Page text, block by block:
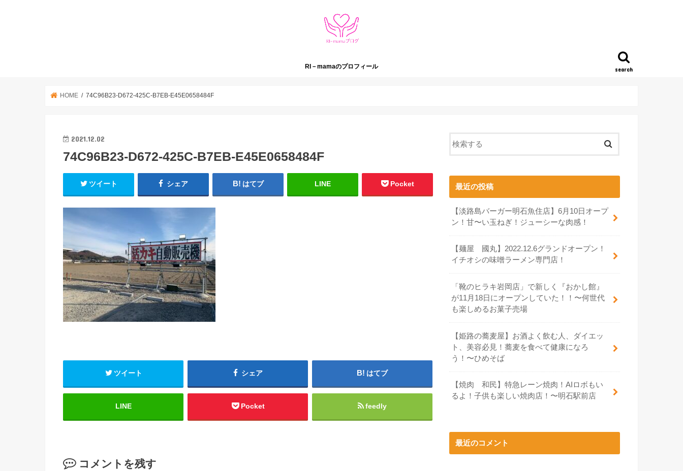
search
RI－mamaのプロフィール
HOME 74C96B23-D672-425C-B7EB-E45E0658484F
2021.12.02
74C96B23-D672-425C-B7EB-E45E0658484F
ツイート シェア はてブ LINE Pocket
ツイート シェア はてブ
LINE Pocket feedly
コメントを残す
最近の投稿
【淡路島バーガー明石魚住店】6月10日オープ
ン！甘〜い玉ねぎ！ジューシーな肉感！
【麺屋 國丸】2022.12.6グランドオープン！
イチオシの味噌ラーメン専門店！
「靴のヒラキ岩岡店」で新しく『おかし館』
が11月18日にオープンしていた！！〜何世代
も楽しめるお菓子売場
【姫路の蕎麦屋】お酒よく飲む人、ダイエッ
ト、美容必見！蕎麦を食べて健康になろ
う！〜ひめそば
【焼肉 和民】特急レーン焼肉！AIロボもい
るよ！子供も楽しい焼肉店！〜明石駅前店
最近のコメント